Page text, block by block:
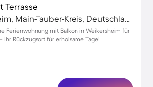
Terrasse
Weikersheim, Main-Tauber-Kreis, Deutschland
Ferienwohnung mit Balkon in Weikersheim für
Ihr Rückzugsort für erholsame Tage!